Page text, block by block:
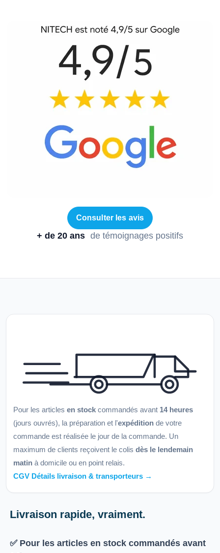
Consulter les avis
+ de 20 ans de témoignages positifs
Pour les articles en stock commandés avant 14 heures
(jours ouvrés), la préparation et l'expédition de votre
commande est réalisée le jour de la commande. Un
maximum de clients reçoivent le colis dès le lendemain
matin à domicile ou en point relais.
CGV Détails livraison & transporteurs →
Livraison rapide, vraiment.
✅ Pour les articles en stock commandés avant